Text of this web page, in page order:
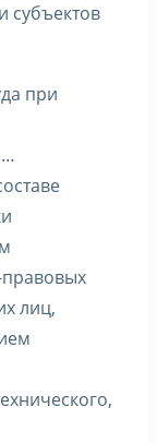
субъектов
при
…
лиц,